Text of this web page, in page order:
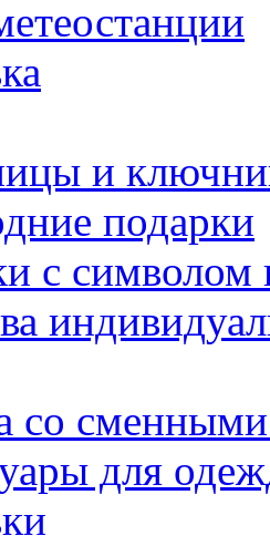
и
подарки
с символом
со сменными
для